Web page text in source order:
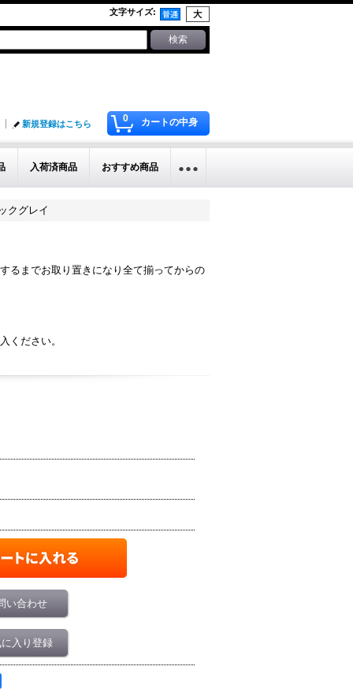
文字サイズ:
0 カートの中身
新規登録はこちら
入荷済商品 おすすめ商品
クグレイ
るまでお取り置きになり全て揃ってからの
ください。
い合わせ
入り登録